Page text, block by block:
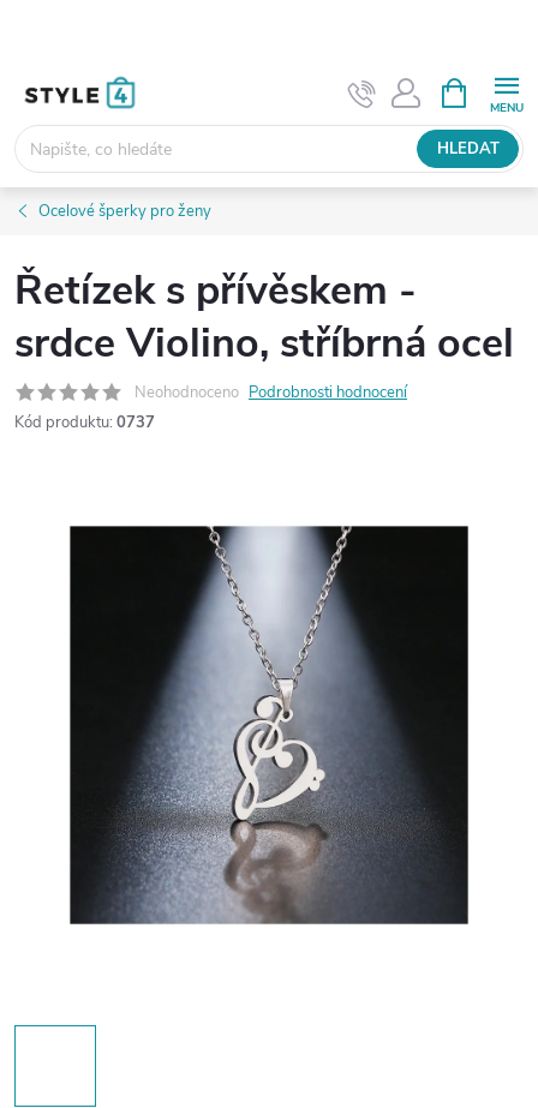
HLEDAT
NÁKUPNÍ
KOŠÍK
Ocelové šperky pro ženy
Řetízek s přívěskem -
srdce Violino, stříbrná ocel
Neohodnoceno Podrobnosti hodnocení
Kód produktu: 0737